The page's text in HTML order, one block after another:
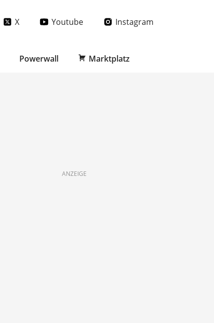
X Youtube Instagram
Powerwall Marktplatz
ANZEIGE